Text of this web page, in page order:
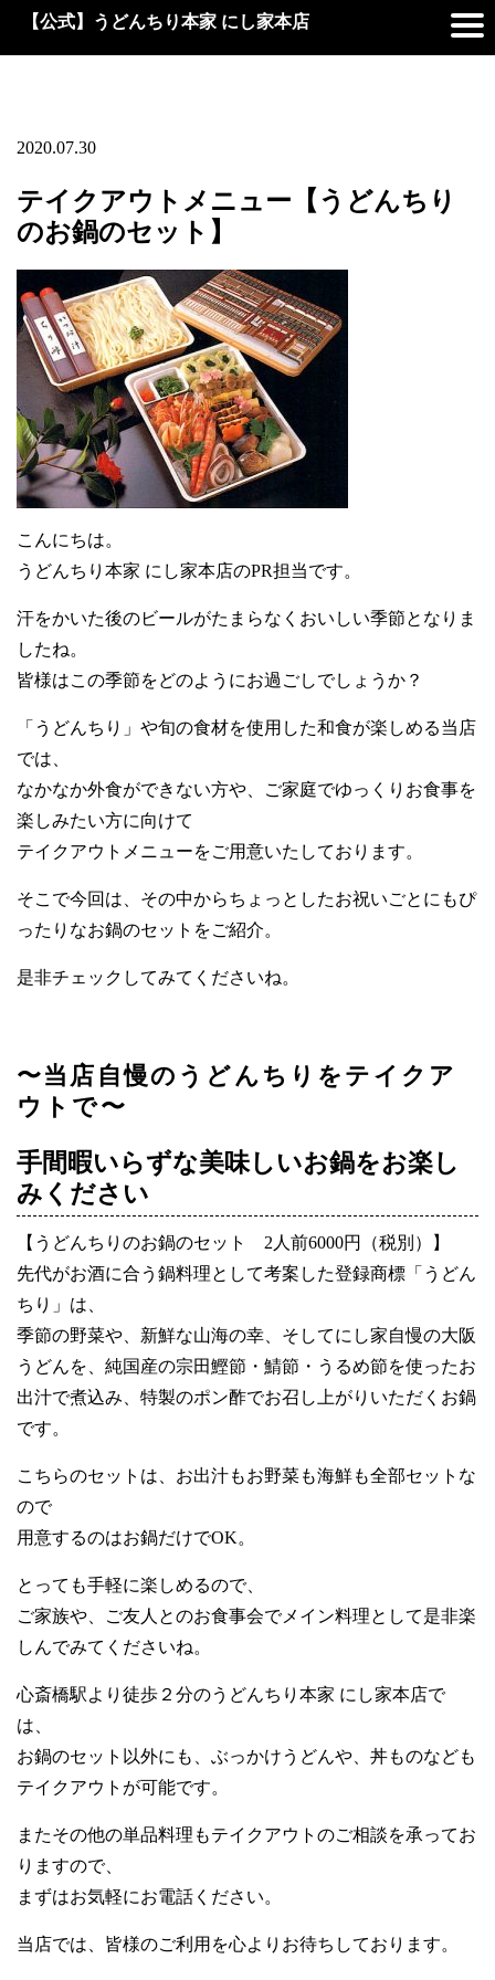
【公式】うどんちり本家 にし家本店
2020.07.30
テイクアウトメニュー【うどんちり
のお鍋のセット】
こんにちは。
うどんちり本家 にし家本店のPR担当です。
汗をかいた後のビールがたまらなくおいしい季節となりま
したね。
皆様はこの季節をどのようにお過ごしでしょうか？
「うどんちり」や旬の食材を使用した和食が楽しめる当店
では、
なかなか外食ができない方や、ご家庭でゆっくりお食事を
楽しみたい方に向けて
テイクアウトメニューをご用意いたしております。
そこで今回は、その中からちょっとしたお祝いごとにもぴ
ったりなお鍋のセットをご紹介。
是非チェックしてみてくださいね。
〜当店自慢のうどんちりをテイクア
ウトで〜
手間暇いらずな美味しいお鍋をお楽し
みください
【うどんちりのお鍋のセット 2人前6000円（税別）】
先代がお酒に合う鍋料理として考案した登録商標「うどん
ちり」は、
季節の野菜や、新鮮な山海の幸、そしてにし家自慢の大阪
うどんを、純国産の宗田鰹節・鯖節・うるめ節を使ったお
出汁で煮込み、特製のポン酢でお召し上がりいただくお鍋
です。
こちらのセットは、お出汁もお野菜も海鮮も全部セットな
ので
用意するのはお鍋だけでOK。
とっても手軽に楽しめるので、
ご家族や、ご友人とのお食事会でメイン料理として是非楽
しんでみてくださいね。
心斎橋駅より徒歩２分のうどんちり本家 にし家本店で
は、
お鍋のセット以外にも、ぶっかけうどんや、丼ものなども
テイクアウトが可能です。
またその他の単品料理もテイクアウトのご相談を承ってお
りますので、
まずはお気軽にお電話ください。
当店では、皆様のご利用を心よりお待ちしております。